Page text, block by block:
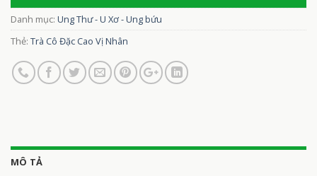
Danh mục: Ung Thư - U Xơ - Ung bứu
Thẻ: Trà Cô Đặc Cao Vị Nhân
MÔ TẢ